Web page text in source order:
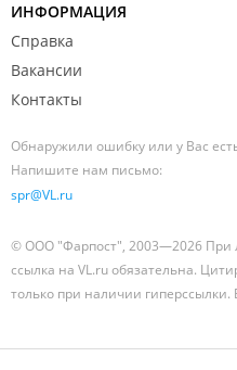
ИНФОРМАЦИЯ
Справка
Вакансии
Контакты
Обнаружили ошибку или у Вас
Напишите нам письмо:
spr@VL.ru
© ООО "Фарпост", 2003—2026 При
ссылка на VL.ru обязательна.
только при наличии